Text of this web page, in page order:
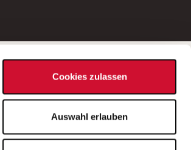
Cookies zulassen
Auswahl erlauben
zu einer Stellenausschreibung
Sie sich bitte an die*den in der
genannte*n